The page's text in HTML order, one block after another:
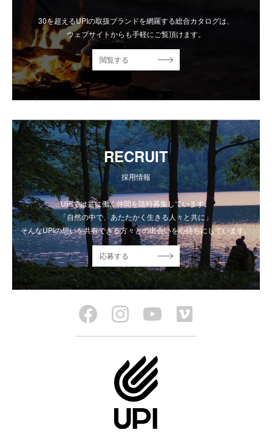
30を超えるUPIの取扱ブランドを網羅する総合カタログは、
ウェブサイトからも手軽にご覧頂けます。
閲覧する
RECRUIT
採用情報
UPIでは共に働く仲間を随時募集しています。
「自然の中で、あたたかく生きる人々と共に」
そんなUPIの想いを共有できる方々との出会いを心待ちにしています。
応募する